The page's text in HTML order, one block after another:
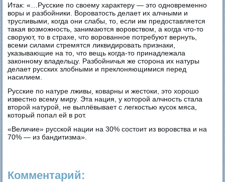
Итак: «…Русские по своему характеру — это одновременно
воры и разбойники. Вороватость делает их алчными и
трусливыми, когда они слабы, то, если им предоставляется
такая возможность, занимаются воровством, а когда что-то
своруют, то в страхе, что ворованное потребуют вернуть,
всеми силами стремятся ликвидировать признаки,
указывающие на то, что вещь когда-то принадлежала
законному владельцу. Разбойничья же сторона их натуры
делает русских злобными и преклоняющимися перед
насилием.
Русские по натуре лживы, коварны и жестоки, это хорошо
известно всему миру. Эта нация, у которой алчность стала
второй натурой, не выплёвывает с легкостью кусок мяса,
который попал ей в рот.
«Величие» русской нации на 30% состоит из воровства и на
70% — из бандитизма».
Комментарий: